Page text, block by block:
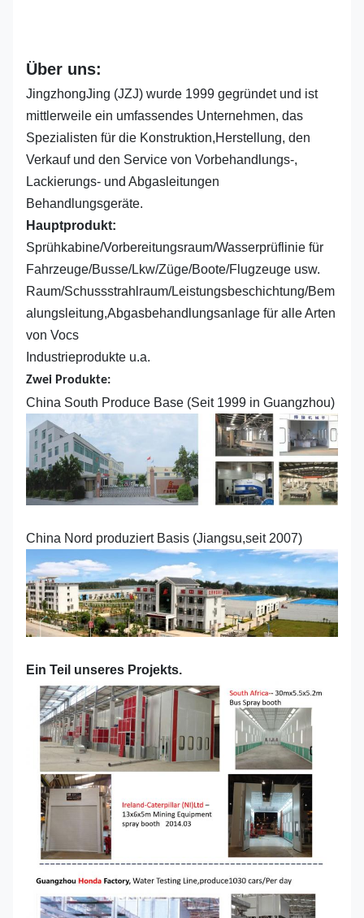
Über uns:
JingzhongJing (JZJ) wurde 1999 gegründet und ist
mittlerweile ein umfassendes Unternehmen, das
Spezialisten für die Konstruktion,Herstellung, den
Verkauf und den Service von Vorbehandlungs-,
Lackierungs- und Abgasleitungen
Behandlungsgeräte.
Hauptprodukt:
Sprühkabine/Vorbereitungsraum/Wasserprüflinie für
Fahrzeuge/Busse/Lkw/Züge/Boote/Flugzeuge usw.
Raum/Schussstrahlraum/Leistungsbeschichtung/Bem
alungsleitung,Abgasbehandlungsanlage für alle Arten
von Vocs
Industrieprodukte u.a.
Zwei Produkte:
China South Produce Base (Seit 1999 in Guangzhou)
China Nord produziert Basis (Jiangsu,seit 2007)
Ein Teil unseres Projekts.